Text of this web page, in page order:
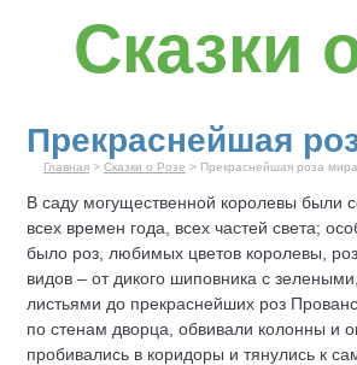
Сказки
Прекраснейшая
Главная > Сказки о Розе > Прекраснейшая роза мира
В саду могущественной королевы были
всех времен года, всех частей света;
было роз, любимых цветов королевы,
видов – от дикого шиповника с
листьями до прекраснейших роз
по стенам дворца, обвивали колонны и
пробивались в коридоры и тянулись к